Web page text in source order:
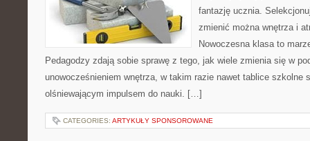
fantazję ucznia.
zmienić można wnętrza i
Nowoczesna klasa to
Pedagodzy zdają sobie sprawę z tego, jak wiele zmienia się w
unowocześnieniem wnętrza, w takim razie nawet tablice szkolne
olśniewającym impulsem do nauki. […]
CATEGORIES: ARTYKUŁY SPONSOROWANE